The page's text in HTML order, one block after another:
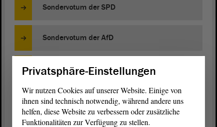
Sondervotum der SPD
Sondervotum der AfD
Sondervotum der CDU
Bericht 16. Parlamentarischer Untersuchungsausschuss
„Wahlfälschung“ (PDF)
Privatsphäre-Einstellungen
Wir nutzen Cookies auf unserer Website. Einige von
ihnen sind technisch notwendig, während andere uns
helfen, diese Website zu verbessern oder zusätzliche
Funktionalitäten zur Verfügung zu stellen.